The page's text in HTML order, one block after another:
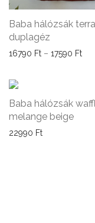
Baba hálózsák terra
duplagéz
16790 Ft – 17590 Ft
Baba hálózsák
melange beige
22990 Ft